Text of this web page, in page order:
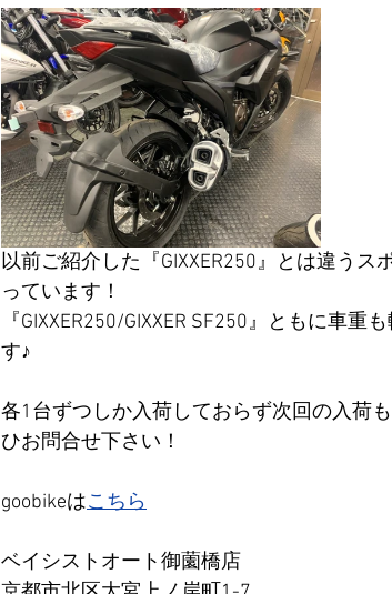
以前ご紹介した『GIXXER250』とは違う
っています！
『GIXXER250/GIXXER SF250』ともに車
す♪
各1台ずつしか入荷しておらず次回の入荷
ひお問合せ下さい！
goobikeはこちら
ベイシストオート御薗橋店